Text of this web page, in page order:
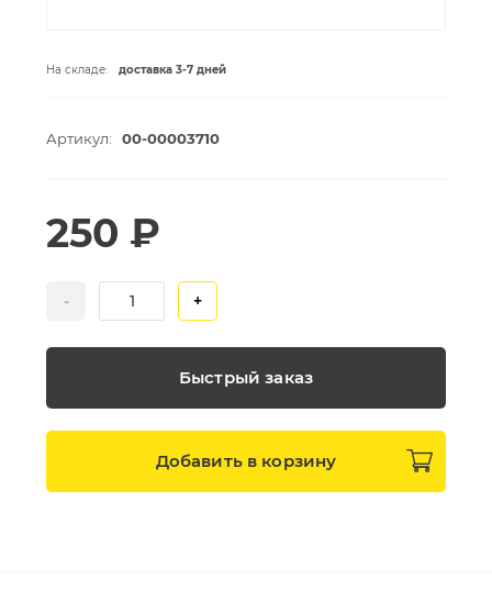
На складе: доставка 3-7 дней
Артикул: 00-00003710
- +
250 ₽
Быстрый заказ
Добавить в корзину